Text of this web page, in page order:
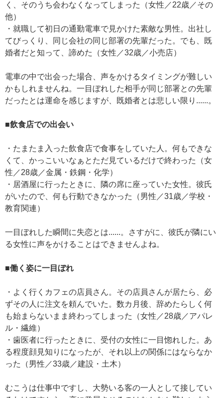
く、そのうち会わなくなってしまった（女性／22歳／その
他）
・就職して初日の通勤電車で見かけた素敵な男性。出社し
てびっくり、同じ会社の同じ部署の先輩だった。でも、既
婚者だと知って、諦めた（女性／32歳／小売店）
電車の中で出会った場合、声をかけるタイミングが難しい
かもしれませんね。一目ぼれした相手が同じ部署との先輩
だったとは運命を感じますが、既婚者とは悲しい限り......。
■飲食店での出会い
・たまたま入った飲食店で食事をしていた人。何もできな
くて、かっこいいなぁとただ見ているだけで終わった（女
性／28歳／金属・鉄鋼・化学）
・居酒屋に行ったときに、隣の席に座っていた女性。彼氏
がいたので、何も行動できなかった（男性／31歳／学校・
教育関連）
一目ぼれした瞬間に失恋とは......。さすがに、彼氏が隣にい
る女性に声をかけることはできませんよね。
■働く姿に一目ぼれ
・よく行くカフェの店員さん。その店員さんが居たら、必
ずその人に注文を頼んでいた。数カ月後、辞めたらしく何
も始まらないまま終わってしまった（女性／28歳／アパレ
ル・繊維）
・歯医者に行ったときに、受付の女性に一目惚れした。あ
る程度顔見知りになったが、それ以上の関係にはならなか
った（男性／33歳／建設・土木）
むこうは仕事中ですし、大勢いる客の一人として接してい